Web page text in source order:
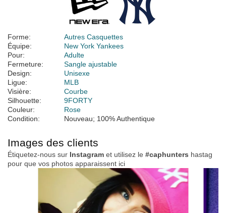
Forme:
Autres Casquettes
Équipe:
New York Yankees
Pour:
Adulte
Fermeture:
Sangle ajustable
Design:
Unisexe
Ligue:
MLB
Visière:
Courbe
Silhouette:
9FORTY
Couleur:
Rose
Condition:
Nouveau; 100% Authentique
Images des clients
Étiquetez-nous sur Instagram et utilisez le #caphunters hastag
pour que vos photos apparaissent ici